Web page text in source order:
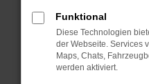
Manche
können das Laden
verhindern.
anderen Browser
Fenster?
Funktional
Diese Technologien
der Webseite. Services
Maps, Chats,
werden aktiviert.